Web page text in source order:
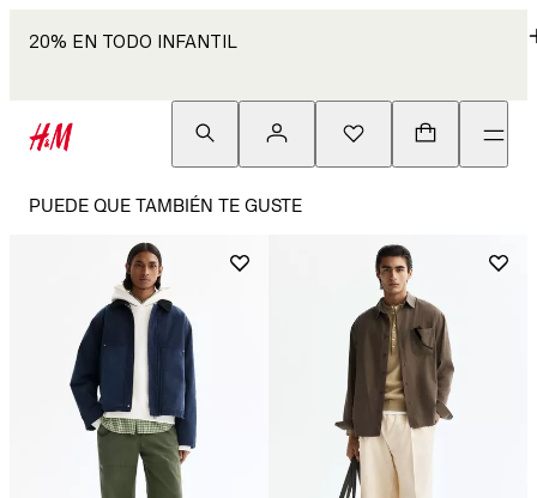
20% EN TODO INFANTIL
PUEDE QUE TAMBIÉN TE GUSTE